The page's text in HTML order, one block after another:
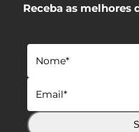
Receba as melhores